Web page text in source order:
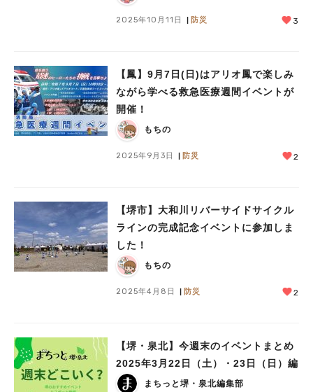
2025年10月11日 防災 3
【鳳】9月7日(日)はアリオ鳳で楽しみ
ながら学べる救急医療週間イベントが
開催！
もちの
2025年9月3日 防災 2
【堺市】大和川リバーサイドサイクル
ラインの完成記念イベントに参加しま
した！
もちの
2025年4月8日 防災 2
【堺・泉北】今週末のイベントまとめ
2025年3月22日（土）・23日（日）編
まちっと堺・泉北編集部